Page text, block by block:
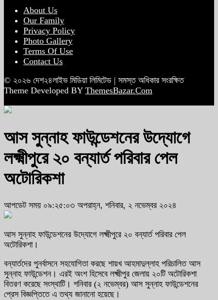
About Us
Our Family
Privacy Policy
Photo Gallery
Terms Of Use
Contact Us
© ২০২৬ দেশ২৪লাইভ মিডিয়া লিমিটেড | সমস্ত অধিকার সংরক্ষিত
Theme Developed BY ThemesBazar.Com
আস সুন্নাহ ফাউন্ডেশনের উদ্যোগে
লক্ষ্মীপুরে ২০ বন্যার্ত পরিবার পেল
অটোরিকশা
আপডেট সময় ০৯:২৫:০৩ অপরাহ্ন, শনিবার, ২ নভেম্বর ২০২৪
আস সুন্নাহ ফাউন্ডেশনের উদ্যোগে লক্ষ্মীপুরে ২০ বন্যার্ত পরিবার পেল
অটোরিকশা।
বন্যার্তদের পুনর্বাসনে সহযোগিতা করছে শায়খ আহমাদুল্লাহ পরিচালিত আস
সুন্নাহ ফাউন্ডেশন। এরই অংশ হিসেবে লক্ষ্মীপুর জেলায় ২০টি অটোরিকশা
বিতরণ করেছে সংস্থাটি। শনিবার (২ নভেম্বর) আস সুন্নাহ ফাউন্ডেশনের
প্রেস বিজ্ঞপ্তিতে এ তথ্য জানানো হয়েছে।